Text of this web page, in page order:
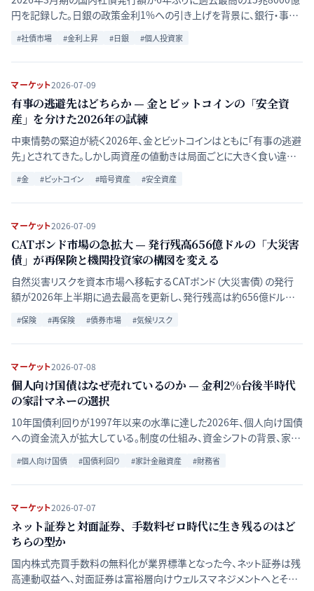
円を記録した。日銀の政策金利1%への引き上げを背景に、銀行・事業
会社が調達戦略を転換した構造をQ&A形式で整理する。
#社債市場 #金利上昇 #日銀 #個人投資家
マーケット2026-07-09
有事の逃避先はどちらか — 金とビットコインの「安全資
産」を分けた2026年の試練
中東情勢の緊迫が続く2026年、金とビットコインはともに「有事の逃避
先」とされてきた。しかし両資産の値動きは局面ごとに大きく食い違う。
#金 #ビットコイン #暗号資産 #安全資産
マーケット2026-07-09
CATボンド市場の急拡大 — 発行残高656億ドルの「大災害
債」が再保険と機関投資家の構図を変える
自然災害リスクを資本市場へ移転するCATボンド（大災害債）の発行
額が2026年上半期に過去最高を更新し、発行残高は約656億ドルに
シスリスクやモデル不確実性という構造的課題も残る。拡大の背景と
論点を整理する。
#保険 #再保険 #債券市場 #気候リスク
マーケット2026-07-08
個人向け国債はなぜ売れているのか — 金利2%台後半時代
の家計マネーの選択
10年国債利回りが1997年以来の水準に達した2026年、個人向け国債
への資金流入が拡大している。制度の仕組み、資金シフトの背景、家計
#個人向け国債 #国債利回り #家計金融資産 #財務省
マーケット2026-07-07
ネット証券と対面証券、手数料ゼロ時代に生き残るのはど
ちらの型か
国内株式売買手数料の無料化が業界標準となった今、ネット証券は残
高連動収益へ、対面証券は富裕層向けウェルスマネジメントへとそれ